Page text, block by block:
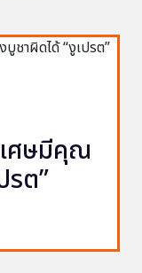
ศษมีคุณ
รต”